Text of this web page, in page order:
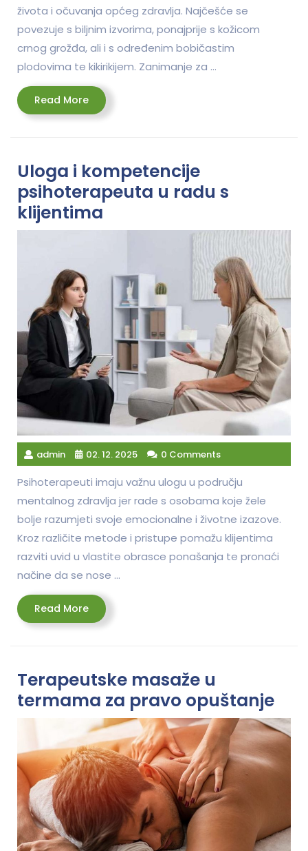
života i očuvanja općeg zdravlja. Najčešće se
povezuje s biljnim izvorima, ponajprije s kožicom
crnog grožđa, ali i s određenim bobičastim
plodovima te kikirikijem. Zanimanje za …
Read MoreRead
More
Uloga i kompetencije
psihoterapeuta u radu s
klijentima
admin 02. 12. 2025 0 Comments
Psihoterapeuti imaju važnu ulogu u području
mentalnog zdravlja jer rade s osobama koje žele
bolje razumjeti svoje emocionalne i životne izazove.
Kroz različite metode i pristupe pomažu klijentima
razviti uvid u vlastite obrasce ponašanja te pronaći
načine da se nose …
Read MoreRead
More
Terapeutske masaže u
termama za pravo opuštanje